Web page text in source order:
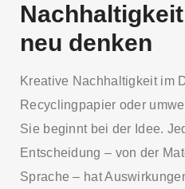
neu denken
Kreative Nachhaltigkeit im
Recyclingpapier oder
Sie beginnt bei der Idee.
Entscheidung – von der
Sprache – hat